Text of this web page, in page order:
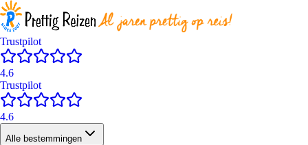
Trustpilot
4.6
Trustpilot
4.6
Alle bestemmingen